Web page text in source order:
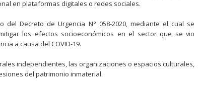
en plataformas digitales o redes sociales.
Decreto de Urgencia N° 058-2020, mediante el cual se
los efectos socioeconómicos en el sector que se vio
a causa del COVID-19.
independientes, las organizaciones o espacios culturales,
del patrimonio inmaterial.